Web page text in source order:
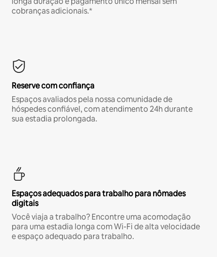
cobranças adicionais.*
Reserve com confiança
Espaços avaliados pela nossa comunidade de
hóspedes confiável, com atendimento 24h durante
sua estadia prolongada.
Espaços adequados para trabalho para nômades
digitais
Você viaja a trabalho? Encontre uma acomodação
para uma estadia longa com Wi-Fi de alta velocidade
e espaço adequado para trabalho.